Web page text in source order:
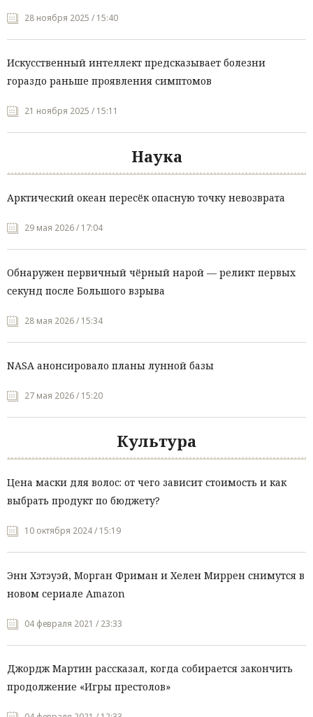
28 ноября 2025 / 15:40
Искусственный интеллект предсказывает болезни
гораздо раньше проявления симптомов
21 ноября 2025 / 15:11
Наука
Арктический океан пересёк опасную точку невозврата
29 мая 2026 / 17:04
Обнаружен первичный чёрный нарой — реликт первых
секунд после Большого взрыва
28 мая 2026 / 15:34
NASA анонсировало планы лунной базы
27 мая 2026 / 15:20
Культура
Цена маски для волос: от чего зависит стоимость и как
выбрать продукт по бюджету?
10 октября 2024 / 15:19
Энн Хэтэуэй, Морган Фриман и Хелен Миррен снимутся в
новом сериале Amazon
04 февраля 2021 / 23:33
Джордж Мартин рассказал, когда собирается закончить
продолжение «Игры престолов»